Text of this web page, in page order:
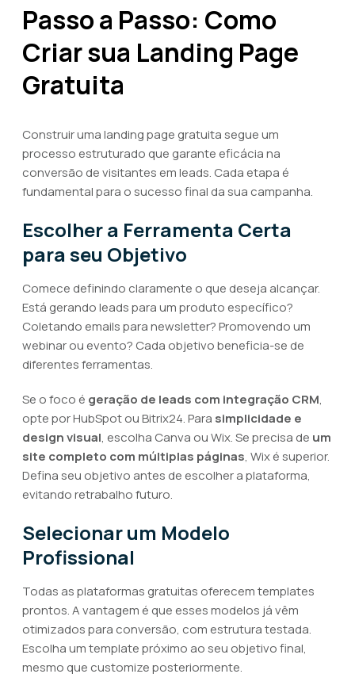
Passo a Passo: Como
Criar sua Landing Page
Gratuita
Construir uma landing page gratuita segue um
processo estruturado que garante eficácia na
conversão de visitantes em leads. Cada etapa é
fundamental para o sucesso final da sua campanha.
Escolher a Ferramenta Certa
para seu Objetivo
Comece definindo claramente o que deseja alcançar.
Está gerando leads para um produto específico?
Coletando emails para newsletter? Promovendo um
webinar ou evento? Cada objetivo beneficia-se de
diferentes ferramentas.
Se o foco é geração de leads com integração CRM,
opte por HubSpot ou Bitrix24. Para simplicidade e
design visual, escolha Canva ou Wix. Se precisa de um
site completo com múltiplas páginas, Wix é superior.
Defina seu objetivo antes de escolher a plataforma,
evitando retrabalho futuro.
Selecionar um Modelo
Profissional
Todas as plataformas gratuitas oferecem templates
prontos. A vantagem é que esses modelos já vêm
otimizados para conversão, com estrutura testada.
Escolha um template próximo ao seu objetivo final,
mesmo que customize posteriormente.